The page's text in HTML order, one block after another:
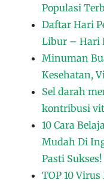
Populasi
Daftar Hari
Libur – Hari
Minuman
Kesehatan,
Sel darah
kontribusi
10 Cara
Mudah Di
Pasti Sukses!
TOP 10